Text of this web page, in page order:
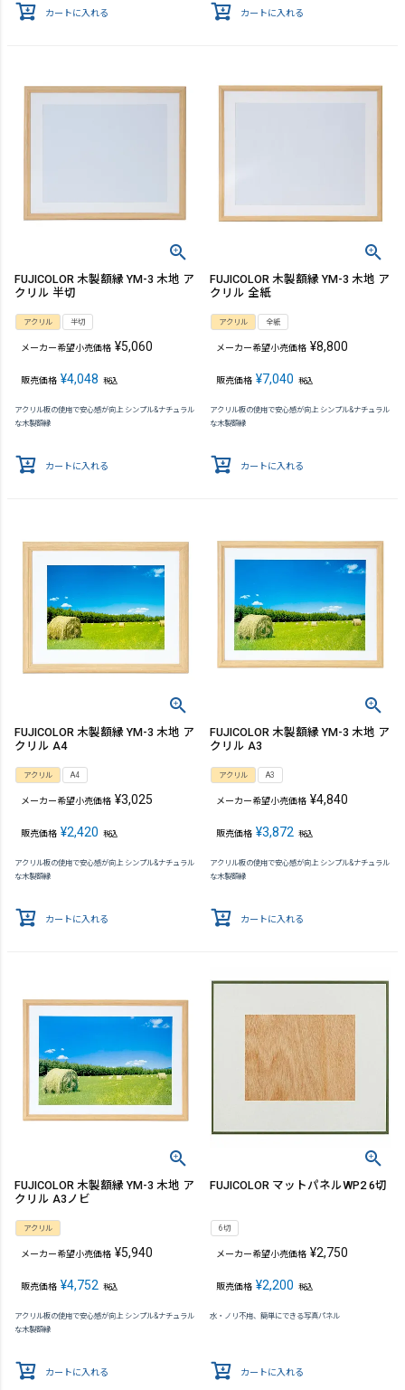
カートに入れる カートに入れる
FUJICOLOR 木製額縁 YM-3 木地 ア
クリル 半切
アクリル 半切
メーカー希望小売価格 ¥5,060
販売価格 ¥4,048 税込
アクリル板の使用で安心感が向上 シンプル&ナチュラル
な木製額縁
カートに入れる
FUJICOLOR 木製額縁 YM-3 木地 ア
クリル 全紙
アクリル 全紙
メーカー希望小売価格 ¥8,800
販売価格 ¥7,040 税込
アクリル板の使用で安心感が向上 シンプル&ナチュラル
な木製額縁
カートに入れる
FUJICOLOR 木製額縁 YM-3 木地 ア
クリル A4
アクリル A4
メーカー希望小売価格 ¥3,025
販売価格 ¥2,420 税込
アクリル板の使用で安心感が向上 シンプル&ナチュラル
な木製額縁
カートに入れる
FUJICOLOR 木製額縁 YM-3 木地 ア
クリル A3
アクリル A3
メーカー希望小売価格 ¥4,840
販売価格 ¥3,872 税込
アクリル板の使用で安心感が向上 シンプル&ナチュラル
な木製額縁
カートに入れる
FUJICOLOR 木製額縁 YM-3 木地 ア
クリル A3ノビ
アクリル
メーカー希望小売価格 ¥5,940
販売価格 ¥4,752 税込
アクリル板の使用で安心感が向上 シンプル&ナチュラル
な木製額縁
カートに入れる
FUJICOLOR マットパネルWP2 6切
6切
メーカー希望小売価格 ¥2,750
販売価格 ¥2,200 税込
水・ノリ不用、簡単にできる写真パネル
カートに入れる